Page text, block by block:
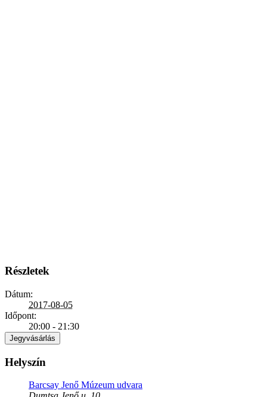
Részletek
Dátum:
2017-08-05
Időpont:
20:00 - 21:30
Jegyvásárlás
Helyszín
Barcsay Jenő Múzeum udvara